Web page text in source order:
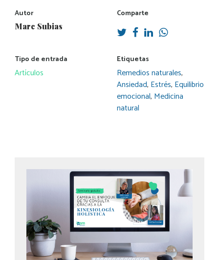
Autor
Marc Subias
Comparte
Tipo de entrada
Artículos
Etiquetas
Remedios naturales,
Ansiedad, Estrés, Equilibrio
emocional, Medicina
natural